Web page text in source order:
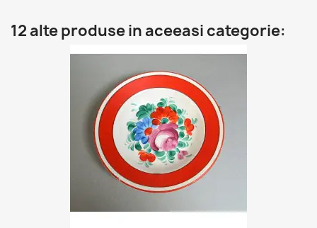
12 alte produse in aceeasi categorie: